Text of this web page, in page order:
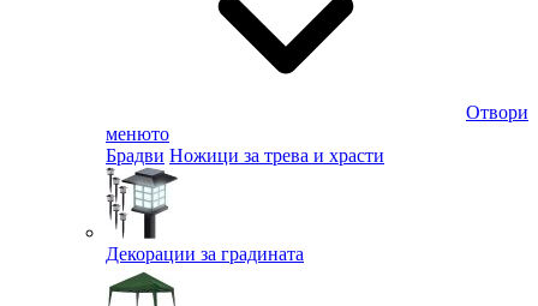
Отвори
менюто
Брадви Ножици за трева и храсти
Декорации за градината